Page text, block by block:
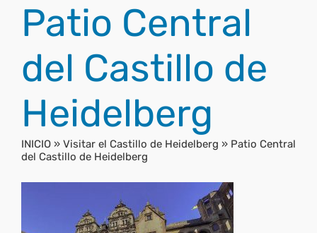
Patio Central
del Castillo de
Heidelberg
INICIO » Visitar el Castillo de Heidelberg » Patio Central
del Castillo de Heidelberg